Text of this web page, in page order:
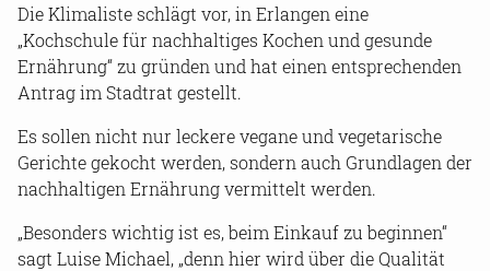
Die Klimaliste schlägt vor, in Erlangen eine
„Kochschule für nachhaltiges Kochen und gesunde
Ernährung“ zu gründen und hat einen entsprechenden
Antrag im Stadtrat gestellt.
Es sollen nicht nur leckere vegane und vegetarische
Gerichte gekocht werden, sondern auch Grundlagen der
nachhaltigen Ernährung vermittelt werden.
„Besonders wichtig ist es, beim Einkauf zu beginnen“
sagt Luise Michael, „denn hier wird über die Qualität